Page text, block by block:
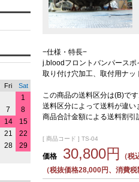
−仕様・特長−
j.bloodフロントバンパースポ
取り付け穴加工、取付用ナッ
この商品の送料区分は(B)です
送料区分によって送料が違
商品合計金額による送料割引
[ 商品コード ] TS-04
価格 30,800円
（税
（税抜価格28,000円、消費税
Fri Sat
1
7
8
14
15
21
22
28
29